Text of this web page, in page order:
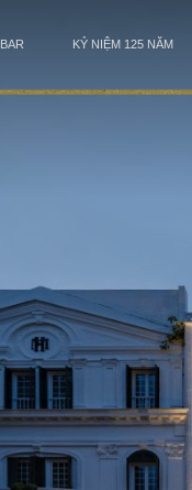
KỶ NIỆM 125 NĂM